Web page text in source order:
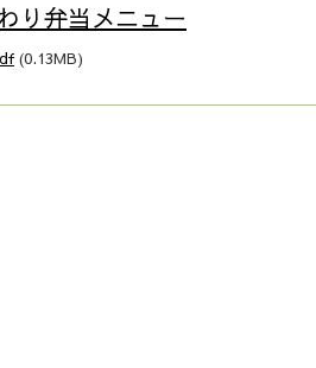
り弁当メニュー
(0.13MB)